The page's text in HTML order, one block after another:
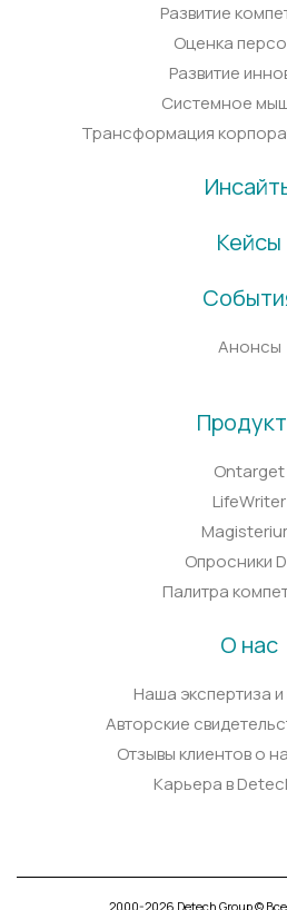
Развитие
Оценка
Развитие
Системное
Трансформация
Кейсы
Анонсы
Ontarget
LifeWriter
Опросники
Палитра
О нас
Наша экспертиза
Авторские
Отзывы клиентов о
Карьера в
2000-2026 Detech Group ©